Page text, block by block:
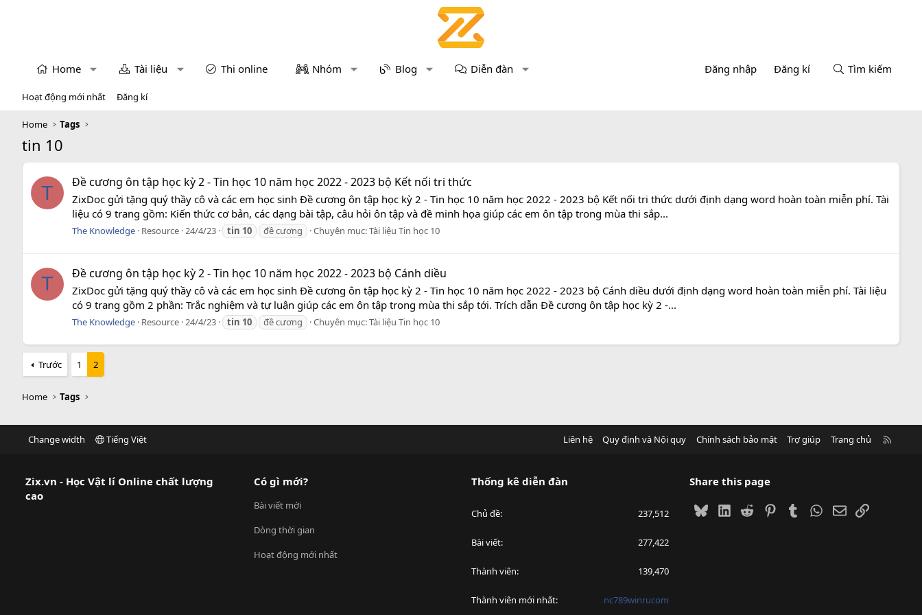
Home Tài liệu Thi online Nhóm Blog Diễn đàn Đăng nhập Đăng kí Tìm kiếm
Hoạt động mới nhất Đăng kí
Home Tags
tin 10
T Đề cương ôn tập học kỳ 2 - Tin học 10 năm học 2022 - 2023 bộ Kết nối tri thức
ZixDoc gửi tặng quý thầy cô và các em học sinh Đề cương ôn tập học kỳ 2 - Tin học 10 năm học 2022 - 2023 bộ Kết nối tri thức dưới định dạng word hoàn toàn miễn phí. Tài
liệu có 9 trang gồm: Kiến thức cơ bản, các dạng bài tập, câu hỏi ôn tập và đề minh họa giúp các em ôn tập trong mùa thi sắp...
The Knowledge Resource 24/4/23 tin 10 đề cương Chuyên mục:Tài liệu Tin học 10
T Đề cương ôn tập học kỳ 2 - Tin học 10 năm học 2022 - 2023 bộ Cánh diều
ZixDoc gửi tặng quý thầy cô và các em học sinh Đề cương ôn tập học kỳ 2 - Tin học 10 năm học 2022 - 2023 bộ Cánh diều dưới định dạng word hoàn toàn miễn phí. Tài liệu
có 9 trang gồm 2 phần: Trắc nghiệm và tự luận giúp các em ôn tập trong mùa thi sắp tới. Trích dẫn Đề cương ôn tập học kỳ 2 -...
The Knowledge Resource 24/4/23 tin 10 đề cương Chuyên mục:Tài liệu Tin học 10
Trước 1 2
Home Tags
Change width Tiếng Việt Liên hệ Quy định và Nội quy Chính sách bảo mật Trợ giúp Trang chủ
Zix.vn - Học Vật lí Online chất lượng
cao
Có gì mới?
Bài viết mới
Dòng thời gian
Hoạt động mới nhất
Thống kê diễn đàn
Chủ đề 237,512
Bài viết 277,422
Thành viên 139,470
Thành viên mới nhất nc789winrucom
Share this page
BlueskyLinkedIn
Reddit PinterestTumblrWhatsApp
EmailLink